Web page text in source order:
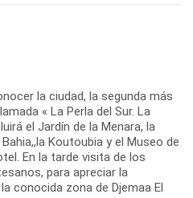
la ciudad, la segunda más
« La Perla del Sur. La
el Jardín de la Menara, la
Koutoubia y el Museo de
En la tarde visita de los
para apreciar la
conocida zona de Djemaa El